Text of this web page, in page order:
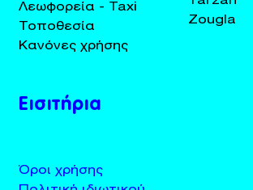
Λεωφορεία - Taxi
Τοποθεσία
Κανόνες χρήσης
Zougla
Εισιτήρια
Όροι χρήσης